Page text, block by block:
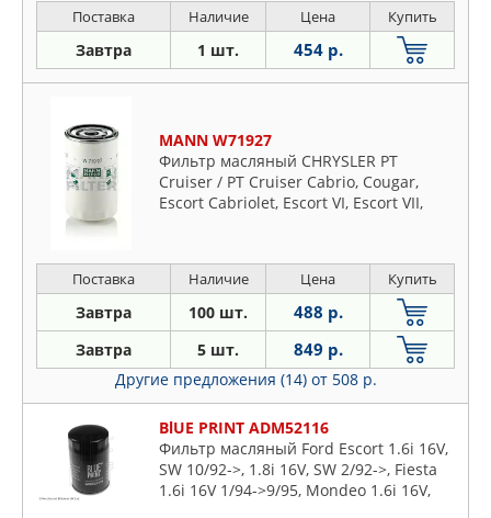
Поставка Наличие Цена Купить
Завтра 1 шт. 454 р.
MANN W71927
Фильтр масляный CHRYSLER PT
Cruiser / PT Cruiser Cabrio, Cougar,
Escort Cabriolet, Escort VI, Escort VII,
Поставка Наличие Цена Купить
Завтра 100 шт. 488 р.
Завтра 5 шт. 849 р.
Другие предложения (14) от 508 р.
BlUE PRINT ADM52116
Фильтр масляный Ford Escort 1.6i 16V,
SW 10/92->, 1.8i 16V, SW 2/92->, Fiesta
1.6i 16V 1/94->9/95, Mondeo 1.6i 16V,